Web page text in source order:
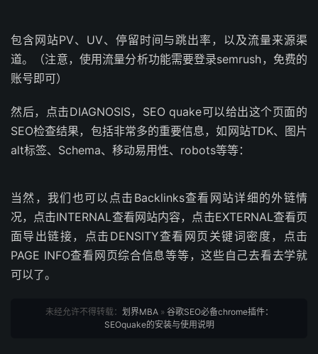
包含网站PV、UV、停留时间与跳出率，以及流量来源渠
道。（注意，使用流量分析功能需要登录semrush，免费的
账号即可）
然后，点击DIAGNOSIS，SEO quake可以给出这个页面的
SEO检查结果，包括非常多的重要信息，如网站TDK、图片
alt标签、Schema、移动易用性、robots等等：
当然，我们也可以点击Backlinks查看网站详细的外链情
况，点击INTERNAL查看网站内容，点击EXTERNAL查看页
面导出链接，点击DENSITY查看网页关键词密度，点击
PAGE INFO查看网页综合信息等等，这些自己去看去学就
可以了。
未经允许不得转载： 划界MBA» 谷歌SEO必备chrome插件：
SEOquake的安装与使用说明